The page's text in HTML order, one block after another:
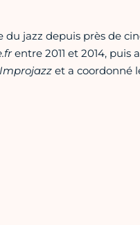
jazz depuis près de
entre 2011 et 2014, puis
et a coordonné